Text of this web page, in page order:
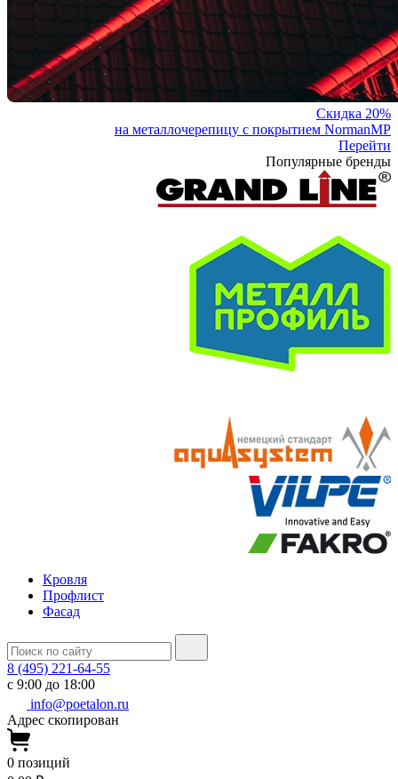
Скидка 20%
на металлочерепицу с покрытием NormanMP
Перейти
Популярные бренды
Кровля
Профлист
Фасад
8 (495) 221-64-55
с 9:00 до 18:00
info@poetalon.ru
Адрес скопирован
0 позиций